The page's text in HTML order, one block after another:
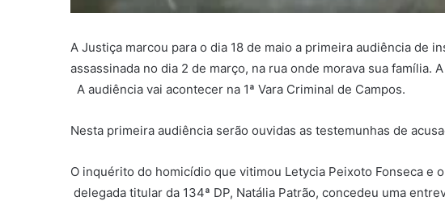
A Justiça marcou para o dia 18 de maio a primeira audiência de
assassinada no dia 2 de março, na rua onde morava sua
A audiência vai acontecer na 1ª Vara Criminal de Campos.
Nesta primeira audiência serão ouvidas as testemunhas de
O inquérito do homicídio que vitimou Letycia Peixoto Fonseca e
delegada titular da 134ª DP, Natália Patrão, concedeu uma